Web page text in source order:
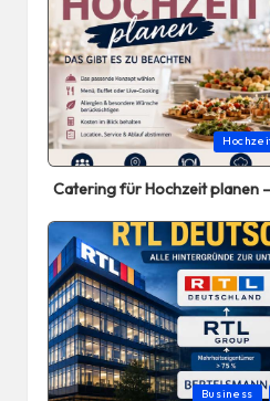
Posted
in
Catering für Hochzeit planen
Posted
Business